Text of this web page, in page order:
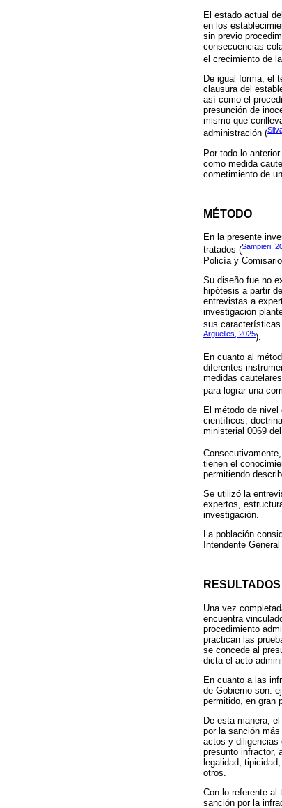
El estado actual
en los
sin previo
consecuencias
el crecimiento de
De igual forma, el
clausura del
así como el
presunción de
mismo que
administración (
Por todo lo
como medida
cometimiento de
MÉTODO
En la presente
tratados (Sampieri,
Policía y
Su diseño fue no
hipótesis a partir
entrevistas a
investigación
sus
Argüelles, 2025).
En cuanto al
diferentes
medidas
para lograr una
El método de
científicos,
ministerial 0069
tienen el
permitiendo
Se utilizó la
expertos,
investigación.
La población
Intendente
RESULTADOS
Una vez
encuentra
procedimiento
practican las
se concede al
dicta el acto
En cuanto a las
de Gobierno son:
permitido, en gran
De esta manera,
por la sanción
actos y diligencias
presunto infractor,
legalidad,
otros.
Con lo referente al
sanción por la